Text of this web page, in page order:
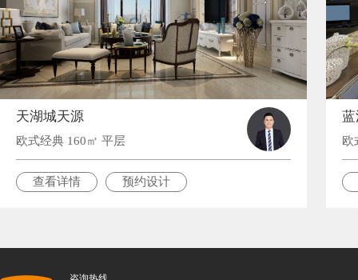
天湖城天源
欧式经典 160㎡ 平层
查看详情 预约设计
欧